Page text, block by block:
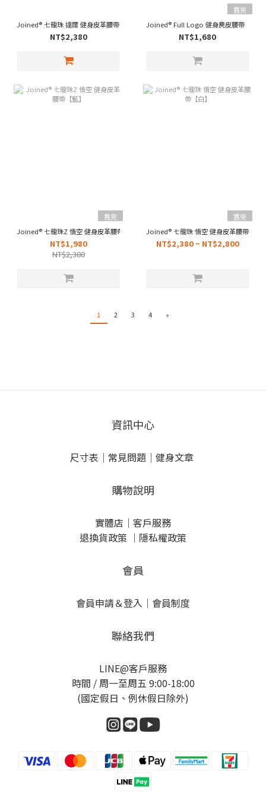
Joined® 七龍珠 達爾 健身皮革腰帶【藍】
NT$2,380
售完
Joined® Full Logo 健身麂皮腰帶 【黑】
NT$1,680
售完
Joined® 七龍珠Z 悟空 健身皮革腰帶【藍】
NT$1,980
NT$2,380
售完
Joined® 七龍珠 悟空 健身皮革腰帶【白
NT$2,380 ~ NT$2,800
1 2 3 4 »
資訊中心
尺寸表 ｜ 常見問題 ｜ 健身文章
購物說明
實體店 ｜ 客戶服務
退換貨政策 ｜ 隱私權政策
會員
會員申請＆登入 ｜ 會員制度
聯絡我們
LINE@客戶服務
時間 / 周一至周五 9:00-18:00
(國定假日、例休假日除外)